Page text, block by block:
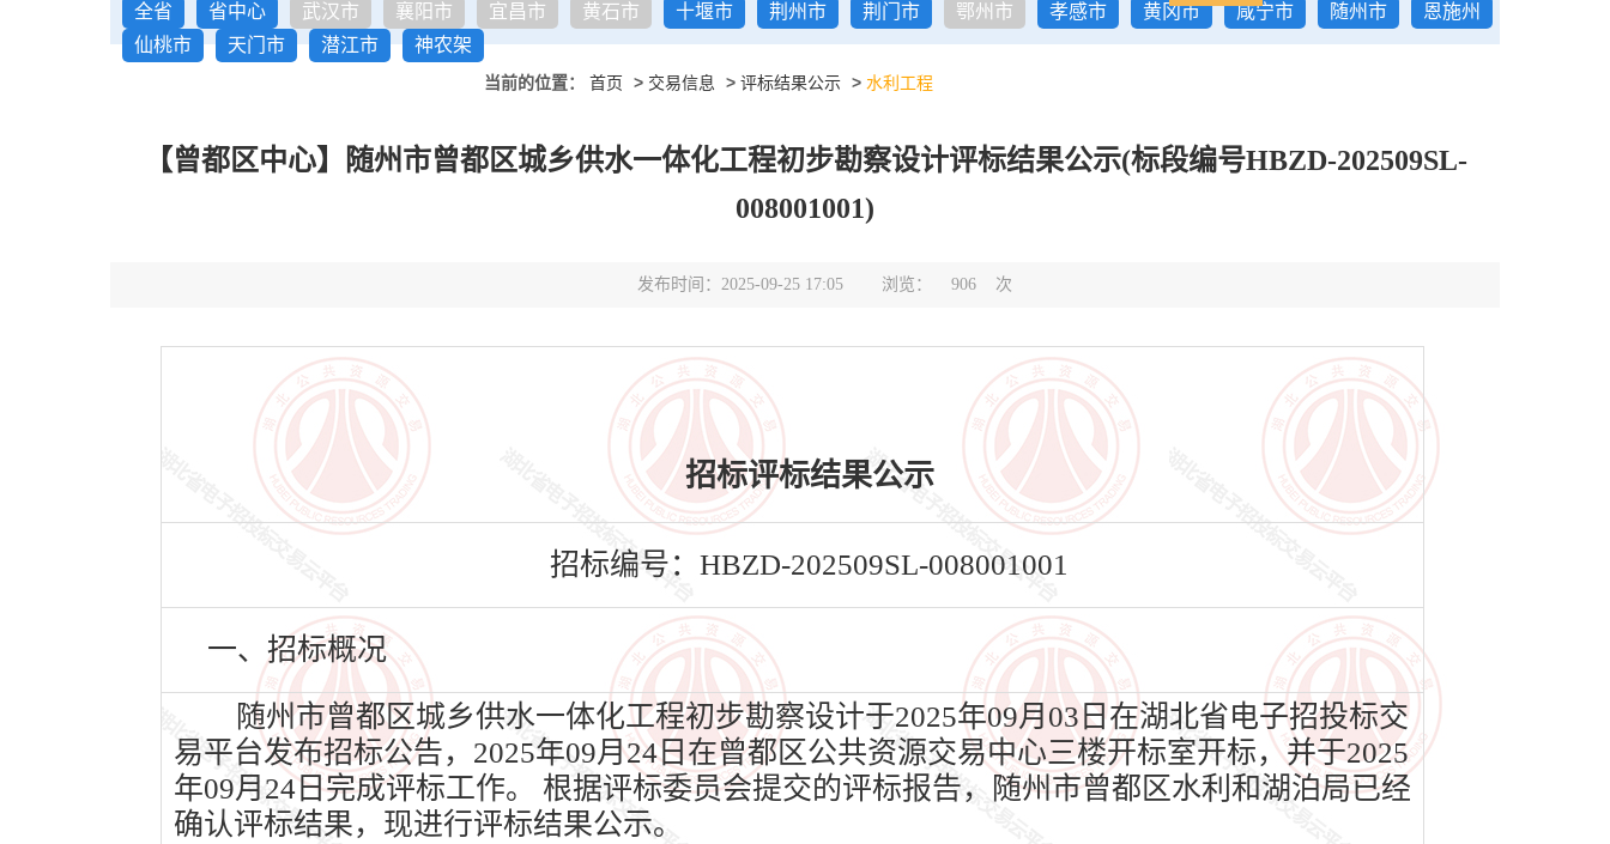
全省
省中心 武汉市 襄阳市 宜昌市 黄石市 十堰市 荆州市 荆门市 鄂州市 孝感市 黄冈市 咸宁市 随州市
恩施州
仙桃市
天门市 潜江市 神农架
当前的位置： 首页 > 交易信息 > 评标结果公示 > 水利工程
【曾都区中心】随州市曾都区城乡供水一体化工程初步勘察设计评标结果公示(标段编号HBZD-202509SL-
008001001)
发布时间：2025-09-25 17:05 浏览： 906 次
招标评标结果公示
招标编号：HBZD-202509SL-008001001
一、招标概况
随州市曾都区城乡供水一体化工程初步勘察设计于2025年09月03日在湖北省电子招投标交
易平台发布招标公告，2025年09月24日在曾都区公共资源交易中心三楼开标室开标，并于2025
年09月24日完成评标工作。 根据评标委员会提交的评标报告，随州市曾都区水利和湖泊局已经
确认评标结果，现进行评标结果公示。